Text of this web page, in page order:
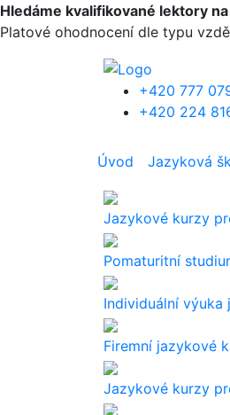
Přejít k hlavnímu obsahu
Hledáme kvalifikované lektory
Platové ohodnocení dle typu
+420 777
+420 224
Úvod Jazyková
Jazykové kurzy
Pomaturitní
Individuální výuka
Firemní jazykové
Jazykové kurzy